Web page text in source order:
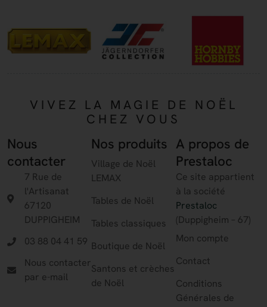
VIVEZ LA MAGIE DE NOËL
CHEZ VOUS
Nous
contacter
7 Rue de
l'Artisanat
67120
DUPPIGHEIM
03 88 04 41 59
Nous contacter
par e-mail
Nos produits
Village de Noël
LEMAX
Tables de Noël
Tables classiques
Boutique de Noël
Santons et crèches
de Noël
A propos de
Prestaloc
Ce site appartient
à la société
Prestaloc
(Duppigheim – 67)
Mon compte
Contact
Conditions
Générales de